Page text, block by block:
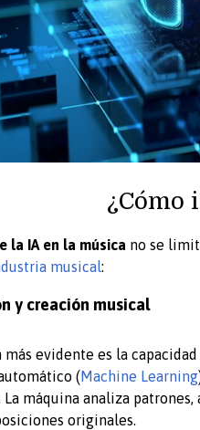
¿Cómo
la IA en la música no se
musical:
y creación musical
más evidente es la
(Machine Learning
La máquina analiza
originales.